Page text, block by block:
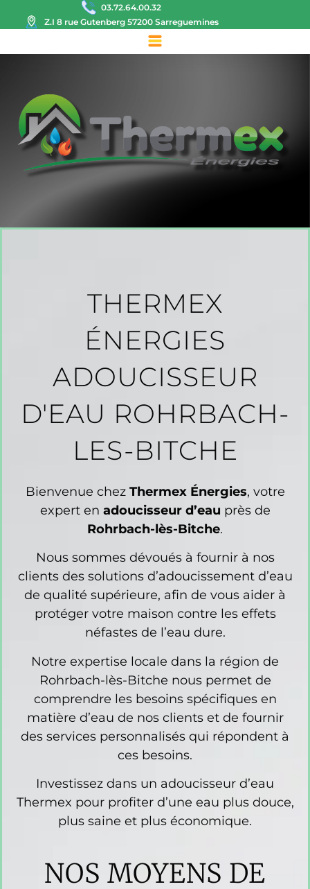
03.72.64.00.32
Z.I 8 rue Gutenberg 57200 Sarreguemines
THERMEX
ÉNERGIES
ADOUCISSEUR
D'EAU ROHRBACH-
LES-BITCHE
Bienvenue chez Thermex Énergies, votre
expert en adoucisseur d’eau près de
Rohrbach-lès-Bitche.
Nous sommes dévoués à fournir à nos
clients des solutions d’adoucissement d’eau
de qualité supérieure, afin de vous aider à
protéger votre maison contre les effets
néfastes de l’eau dure.
Notre expertise locale dans la région de
Rohrbach-lès-Bitche nous permet de
comprendre les besoins spécifiques en
matière d’eau de nos clients et de fournir
des services personnalisés qui répondent à
ces besoins.
Investissez dans un adoucisseur d’eau
Thermex pour profiter d’une eau plus douce,
plus saine et plus économique.
NOS MOYENS DE